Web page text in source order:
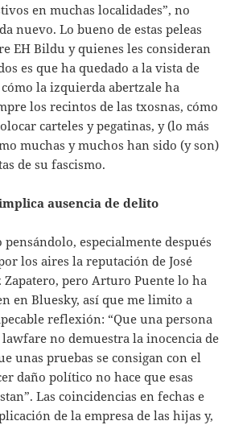
en muchas localidades”, no
nuevo. Lo bueno de estas peleas
EH Bildu y quienes les consideran
es que ha quedado a la vista de
la izquierda abertzale ha
los recintos de las txosnas, cómo
carteles y pegatinas, y (lo más
muchas y muchos han sido (y son)
de su fascismo.
ausencia de delito
especialmente después
los aires la reputación de José
Zapatero, pero Arturo Puente lo ha
en Bluesky, así que me limito a
reflexión: “Que una persona
no demuestra la inocencia de
unas pruebas se consigan con el
daño político no hace que esas
Las coincidencias en fechas e
de la empresa de las hijas y,